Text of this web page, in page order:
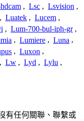
, Lsc , Lsvision ,
, Luatek , Lucem ,
, Lum-700-bul-iph-gr ,
, Lumiere , Luna ,
, Luxon ,
, Lw , Lyd , Lylu ,
有任何關聯、聯繫或